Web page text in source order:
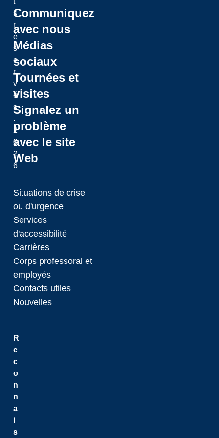
Communiquez
avec nous
Médias
sociaux
Tournées et
visites
Signalez un
problème
avec le site
Web
Situations de crise
ou d'urgence
Services
d'accessibilité
Carrières
Corps professoral et
employés
Contacts utiles
Nouvelles
R
e
c
o
n
n
a
i
s
s
r
é
s
e
r
v
é
s
.
2
0
2
6